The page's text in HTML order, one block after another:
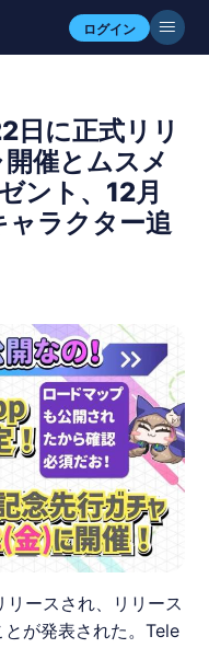
ログイン
日に正式リリ
催とムスメ
ント、12月
ャラクター追
リースされ、リリース
が発表された。Tele